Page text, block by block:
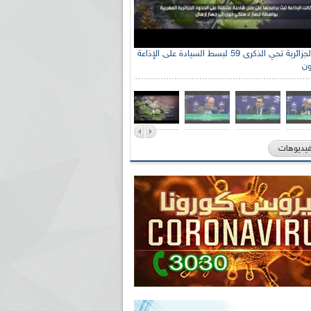
الإذاعة الجزائرية تحي الذكرى 59 لبسط السيادة على الإذاعة